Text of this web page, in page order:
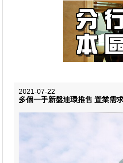
2021-07-22
多個一手新盤連環推售 置業需